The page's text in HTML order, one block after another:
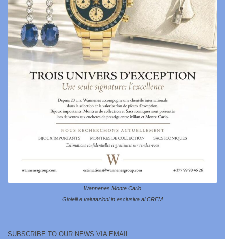
Wannenes Monte Carlo
Gioielli e valutazioni in esclusiva al CREM
SUBSCRIBE TO OUR NEWS VIA EMAIL